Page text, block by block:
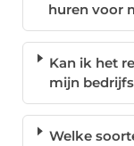
huren voor
Kan ik het
mijn
Welke